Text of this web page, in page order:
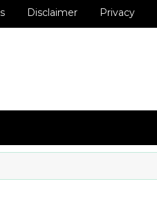
Disclaimer Privacy